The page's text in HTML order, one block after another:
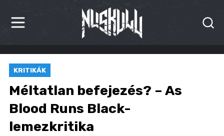
HÍREK
KRITIKÁK
BESZÁMOLÓK
INTERJÚK
KRITIKÁK
Méltatlan befejezés? – As
Blood Runs Black-
lemezkritika